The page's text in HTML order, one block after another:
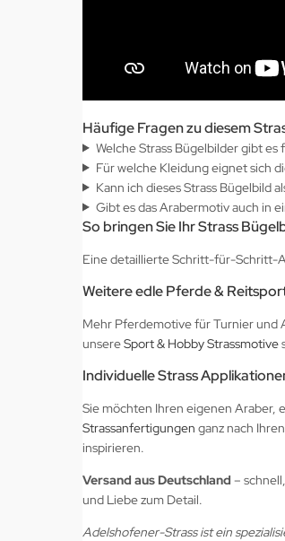
Häufige Fragen zu diesem
Welche Strass Bügelbilder gibt
Für welche Kleidung eignet sich
Kann ich dieses Strass Bügelbild
Gibt es das Arabermotiv auch in
So bringen Sie Ihr Strass
Eine detaillierte Schritt-für-Schritt-
Weitere edle Pferde &
Mehr Pferdemotive für Turnier und
unsereSport & Hobby Strassmotive
Individuelle Strass
Sie möchten Ihren eigenen Araber,
Strassanfertigungen ganz nach
inspirieren.
Versand aus Deutschland –
und Liebe zum Detail.
Adelshofener-Strass ist ein